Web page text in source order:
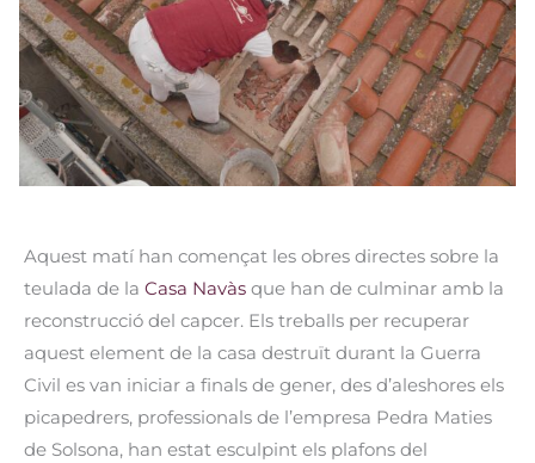
Aquest matí han començat les obres directes sobre la
teulada de la Casa Navàs que han de culminar amb la
reconstrucció del capcer. Els treballs per recuperar
aquest element de la casa destruït durant la Guerra
Civil es van iniciar a finals de gener, des d’aleshores els
picapedrers, professionals de l’empresa Pedra Maties
de Solsona, han estat esculpint els plafons del